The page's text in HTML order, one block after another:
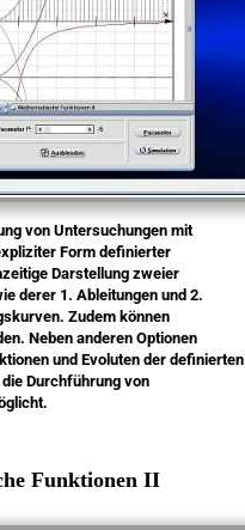
von Untersuchungen mit
Form definierter
Darstellung zweier
derer 1. Ableitungen und 2.
Zudem können
Neben anderen Optionen
und Evoluten der definierten
Durchführung von
Funktionen II